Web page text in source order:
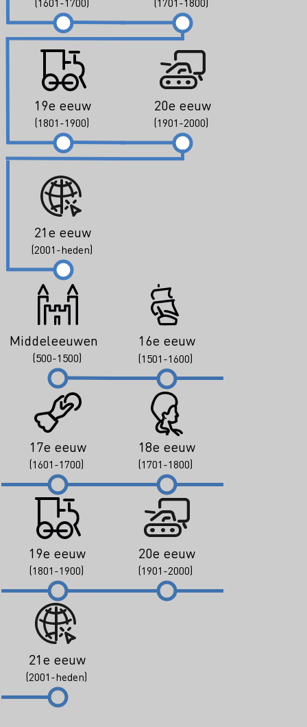
19e eeuw
(1801-1900)
20e eeuw
(1901-2000)
21e eeuw
(2001-heden)
Middeleeuwen
(500-1500)
16e eeuw
(1501-1600)
17e eeuw
(1601-1700)
18e eeuw
(1701-1800)
19e eeuw
(1801-1900)
20e eeuw
(1901-2000)
21e eeuw
(2001-heden)